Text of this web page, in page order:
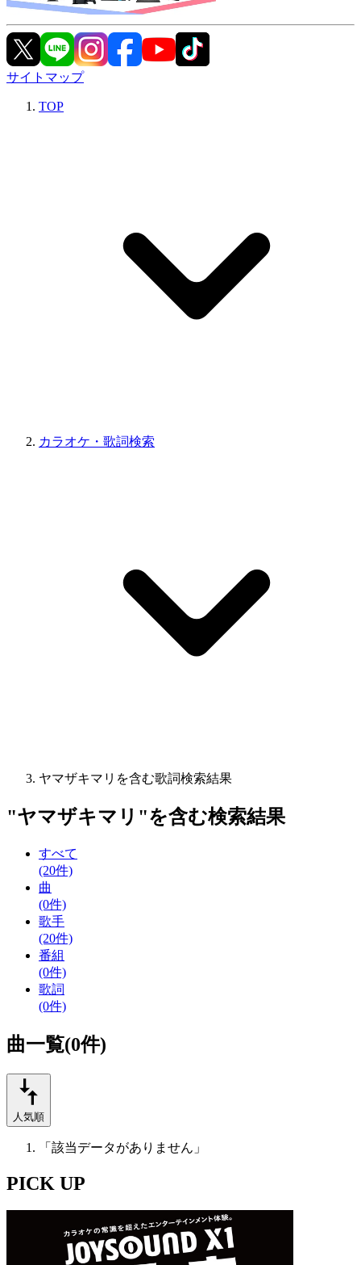
サイトマップ
TOP
カラオケ・歌詞検索
ヤマザキマリを含む歌詞検索結果
"ヤマザキマリ "を含む検索結果
すべて
(20件)
曲
(0件)
歌手
(20件)
番組
(0件)
歌詞
(0件)
曲一覧(0件)
人気順
「該当データがありません」
PICK UP